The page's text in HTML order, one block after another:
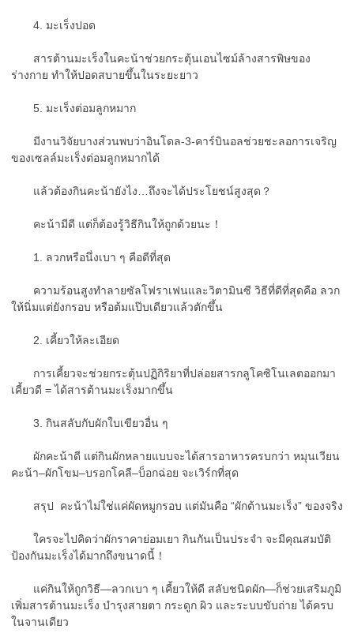
4. มะเร็งปอด
สารต้านมะเร็งในคะน้าช่วยกระตุ้นเอนไซม์ล้างสารพิษของ
ร่างกาย ทำให้ปอดสบายขึ้นในระยะยาว
5. มะเร็งต่อมลูกหมาก
มีงานวิจัยบางส่วนพบว่าอินโดล-3-คาร์บินอลช่วยชะลอการเจริญ
ของเซลล์มะเร็งต่อมลูกหมากได้
แล้วต้องกินคะน้ายังไง…ถึงจะได้ประโยชน์สูงสุด？
คะน้ามีดี แต่ก็ต้องรู้วิธีกินให้ถูกด้วยนะ！
1. ลวกหรือนึ่งเบา ๆ คือดีที่สุด
ความร้อนสูงทำลายซัลโฟราเฟนและวิตามินซี วิธีที่ดีที่สุดคือ ลวก
ให้นิ่มแต่ยังกรอบ หรือต้มแป๊บเดียวแล้วตักขึ้น
2. เคี้ยวให้ละเอียด
การเคี้ยวจะช่วยกระตุ้นปฏิกิริยาที่ปล่อยสารกลูโคซิโนเลตออกมา
เคี้ยวดี = ได้สารต้านมะเร็งมากขึ้น
3. กินสลับกับผักใบเขียวอื่น ๆ
ผักคะน้าดี แต่กินผักหลายแบบจะได้สารอาหารครบกว่า หมุนเวียน
คะน้า–ผักโขม–บรอกโคลี–บ็อกฉ่อย จะเวิร์กที่สุด
สรุป คะน้าไม่ใช่แค่ผัดหมูกรอบ แต่มันคือ “ผักต้านมะเร็ง” ของจริง
ใครจะไปคิดว่าผักราคาย่อมเยา กินกันเป็นประจำ จะมีคุณสมบัติ
ป้องกันมะเร็งได้มากถึงขนาดนี้！
แค่กินให้ถูกวิธี—ลวกเบา ๆ เคี้ยวให้ดี สลับชนิดผัก—ก็ช่วยเสริมภูมิ
เพิ่มสารต้านมะเร็ง บำรุงสายตา กระดูก ผิว และระบบขับถ่าย ได้ครบ
ในจานเดียว